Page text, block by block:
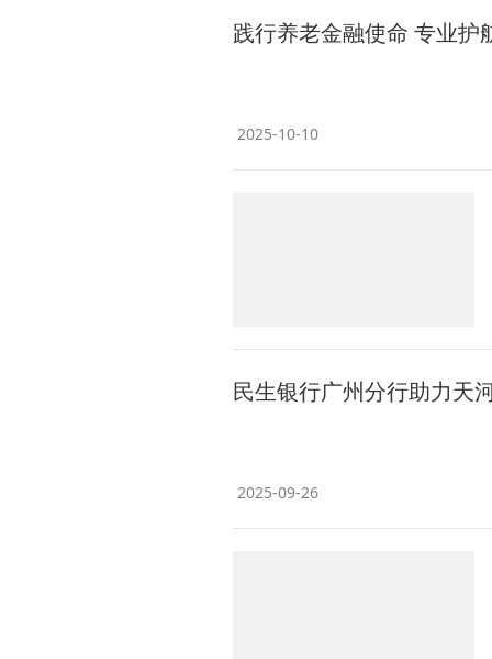
践行养老金融使命 专业
2025-10-10
民生银行广州分行助力天
2025-09-26